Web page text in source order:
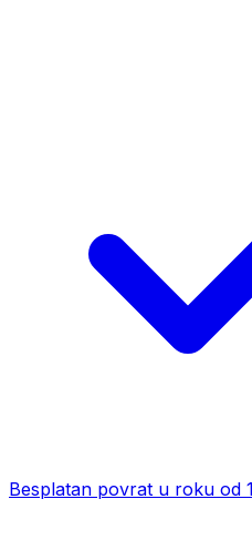
Besplatan povrat u roku od